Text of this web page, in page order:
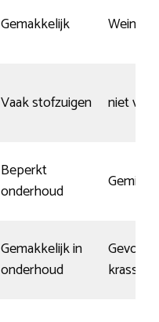
Gemakkelijk Weinig
Vaak stofzuigen niet van
Beperkt
onderhoud
Gemakkelijk in
onderhoud
krassen